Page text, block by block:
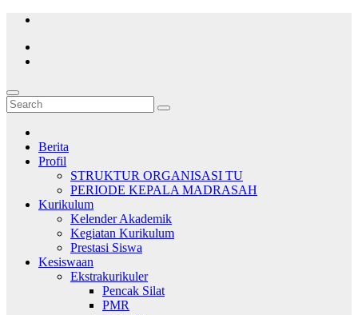
Skip
content
Berita
Profil
STRUKTUR ORGANISASI TU
PERIODE KEPALA MADRASAH
Kurikulum
Kelender Akademik
Kegiatan Kurikulum
Prestasi Siswa
Kesiswaan
Ekstrakurikuler
Pencak Silat
PMR